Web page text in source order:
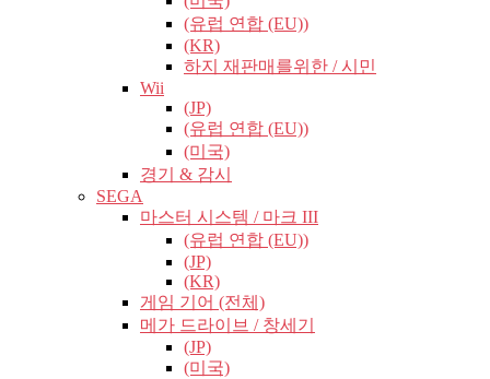
(유럽​​ 연합 (EU))
(KR)
하지 재판매를위한 / 시민
Wii
(JP)
(유럽​​ 연합 (EU))
(미국)
경기 & 감시
SEGA
마스터 시스템 / 마크 III
(유럽​​ 연합 (EU))
(JP)
(KR)
게임 기어 (전체)
메가 드라이브 / 창세기
(JP)
(미국)